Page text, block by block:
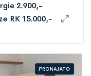
2.900,-
RK 15.000,-
PRONAJATO